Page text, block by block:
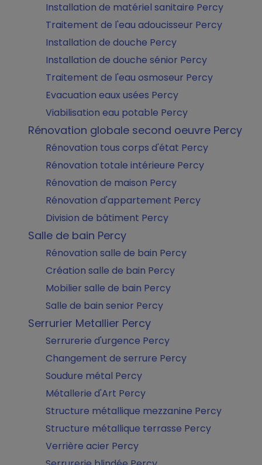
Installation de matériel sanitaire Percy
Traitement de l'eau adoucisseur Percy
Installation de douche Percy
Installation de douche sénior Percy
Traitement de l'eau osmoseur Percy
Evacuation eaux usées Percy
Viabilisation eau potable Percy
Rénovation globale second oeuvre Percy
Rénovation tous corps d'état Percy
Rénovation totale intérieure Percy
Rénovation de maison Percy
Rénovation d'appartement Percy
Division de bâtiment Percy
Salle de bain Percy
Rénovation salle de bain Percy
Création salle de bain Percy
Mobilier salle de bain Percy
Salle de bain senior Percy
Serrurier Metallier Percy
Serrurerie d'urgence Percy
Changement de serrure Percy
Soudure métal Percy
Métallerie d'Art Percy
Structure métallique mezzanine Percy
Structure métallique terrasse Percy
Verrière acier Percy